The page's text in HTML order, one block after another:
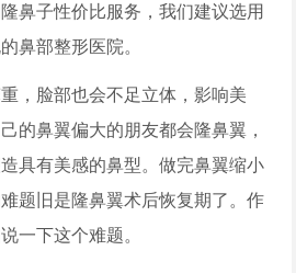
鼻子性价比服务，我们建议选用
鼻部整形医院。
，脸部也会不足立体，影响美
的鼻翼偏大的朋友都会隆鼻翼，
具有美感的鼻型。做完鼻翼缩小
题旧是隆鼻翼术后恢复期了。作
一下这个难题。